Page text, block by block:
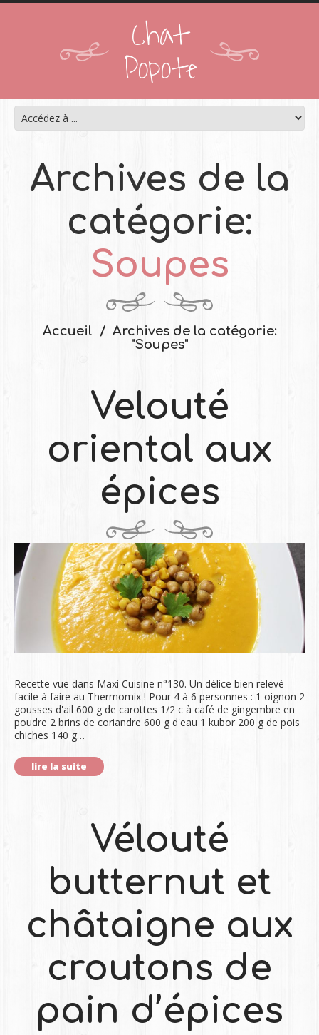
Chat
Popote
Archives de la
catégorie:
Soupes
Accueil
Archives de la catégorie:
"Soupes"
Velouté
oriental aux
épices
Recette vue dans Maxi Cuisine n°130. Un délice bien relevé
facile à faire au Thermomix ! Pour 4 à 6 personnes : 1 oignon 2
gousses d'ail 600 g de carottes 1/2 c à café de gingembre en
poudre 2 brins de coriandre 600 g d'eau 1 kubor 200 g de pois
chiches 140 g…
lire la suite
Vélouté
butternut et
châtaigne aux
croutons de
pain d’épices